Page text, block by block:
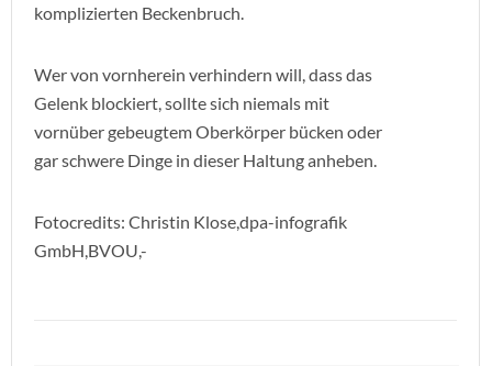
komplizierten Beckenbruch.
Wer von vornherein verhindern will, dass das
Gelenk blockiert, sollte sich niemals mit
vornüber gebeugtem Oberkörper bücken oder
gar schwere Dinge in dieser Haltung anheben.
Fotocredits: Christin Klose,dpa-infografik
GmbH,BVOU,-